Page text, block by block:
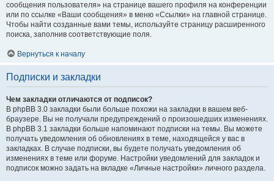
сообщения пользователя» на странице вашего профиля на конференции
или по ссылке «Ваши сообщения» в меню «Ссылки» на главной странице.
Чтобы найти созданные вами темы, используйте страницу расширенного
поиска, заполнив соответствующие поля.
Вернуться к началу
Подписки и закладки
Чем закладки отличаются от подписок?
В phpBB 3.0 закладки были больше похожи на закладки в вашем веб-
браузере. Вы не получали предупреждений о произошедших изменениях.
В phpBB 3.1 закладки больше напоминают подписки на темы. Вы можете
получать уведомления об обновлениях в теме, находящейся у вас в
закладках. В случае подписки, вы будете получать уведомления об
изменениях в теме или форуме. Настройки уведомлений для закладок и
подписок можно задать на вкладке «Личные настройки» личного раздела.